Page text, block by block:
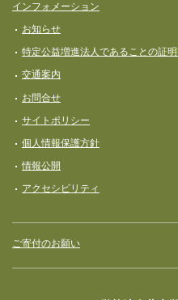
インフォメーション
お知らせ
特定公益増進法人であることの証
交通案内
お問合せ
サイトポリシー
個人情報保護方針
情報公開
アクセシビリティ
ご寄付のお願い